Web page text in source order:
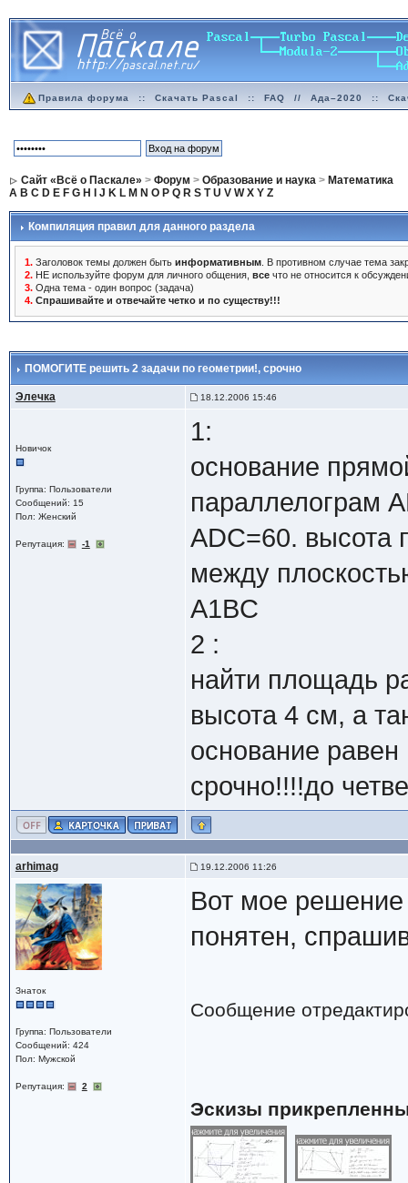
Правила форума :: Скачать Pascal :: FAQ // Ада–2020 ::
Сайт «Всё о Паскале» > Форум > Образование и наука> Математика
A B C D E F G H J K L M N O P Q R S T U V W X Y Z
Компиляция правил для данного раздела
1.Заголовок темы должен быть информативным. В противном случае тема
2.НЕ используйте форум для личного общения, всечто не относится к
3.Одна тема - один вопрос (задача)
4. Спрашивайте и отвечайте четко и по существу!!!
ПОМОГИТЕ решить 2 задачи по геометрии!, срочно
Элечка 18.12.2006 15:46
Новичок
Группа: Пользователи
Сообщений: 15
Пол: Женский
Репутация: -1
1:
основание
параллелограм
ADC=60. высота
между
A1BC
2 :
найти площадь
высота 4 см, а
основание равен
срочно!!!!до
arhimag 19.12.2006 11:26
Знаток
Группа: Пользователи
Сообщений: 424
Пол: Мужской
Репутация: 2
Вот мое решение
понятен,
Сообщение
Эскизы